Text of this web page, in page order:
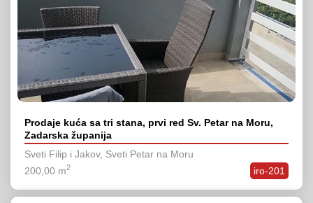
Prodaje kuća sa tri stana, prvi red Sv. Petar na Moru,
Zadarska županija
Sveti Filip i Jakov, Sveti Petar na Moru
iro-201
200,00 m2